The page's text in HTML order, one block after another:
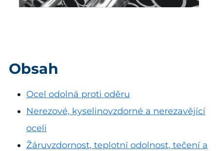
Obsah
Ocel odolná proti oděru
Nerezové, kyselinovzdorné a nerezavějící
oceli
Žáruvzdornost, teplotní odolnost, tečení a